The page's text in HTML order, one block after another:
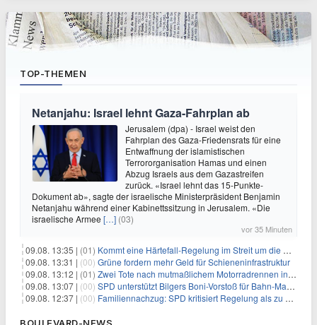
TOP-THEMEN
Netanjahu: Israel lehnt Gaza-Fahrplan ab
Jerusalem (dpa) - Israel weist den
Fahrplan des Gaza-Friedensrats für eine
Entwaffnung der islamistischen
Terrororganisation Hamas und einen
Abzug Israels aus dem Gazastreifen
zurück. «Israel lehnt das 15-Punkte-
Dokument ab», sagte der israelische Ministerpräsident Benjamin
Netanjahu während einer Kabinettssitzung in Jerusalem. «Die
israelische Armee […] (03)
vor 35 Minuten
09.08. 13:35 | (01) Kommt eine Härtefall-Regelung im Streit um die Rente mit 63?
09.08. 13:31 | (00) Grüne fordern mehr Geld für Schieneninfrastruktur
09.08. 13:12 | (01) Zwei Tote nach mutmaßlichem Motorradrennen in Köln
09.08. 13:07 | (00) SPD unterstützt Bilgers Boni-Vorstoß für Bahn-Manager
09.08. 12:37 | (00) Familiennachzug: SPD kritisiert Regelung als zu streng
BOULEVARD-NEWS